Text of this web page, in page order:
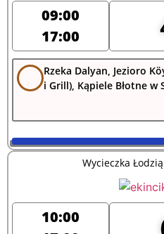
09:00
17:00
Rzeka Dalyan, Jezioro
i Grill), Kąpiele Błotne w
Wycieczka
10:00